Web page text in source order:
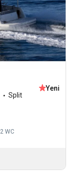
Split
Yeni
2 WC